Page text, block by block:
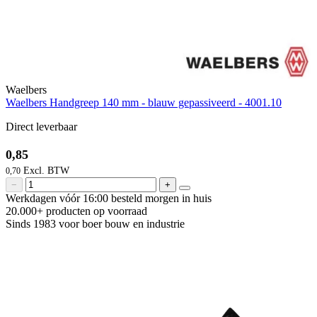
Waelbers
Waelbers Handgreep 140 mm - blauw gepassiveerd - 4001.10
Direct leverbaar
0,85
0,70
− +
Werkdagen vóór 16:00 besteld morgen in huis
20.000+ producten op voorraad
Sinds 1983 voor boerbouw en industrie